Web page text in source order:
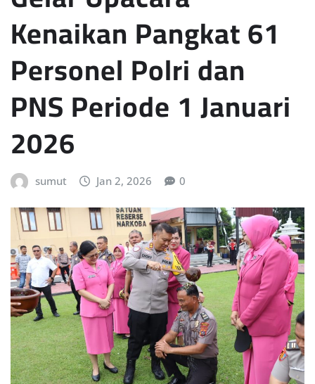
Kenaikan Pangkat 61
Personel Polri dan
PNS Periode 1 Januari
2026
sumut Jan 2, 2026 0